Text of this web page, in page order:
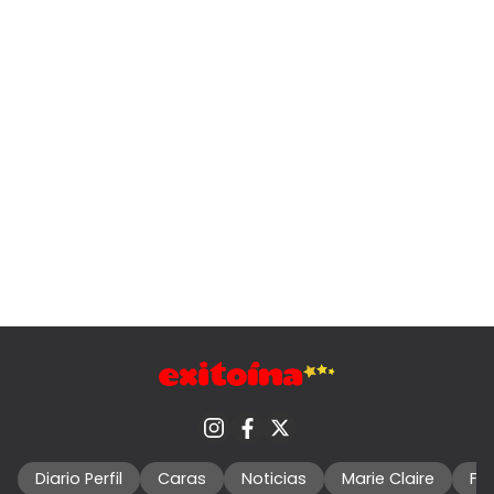
Diario Perfil Caras Noticias Marie Claire